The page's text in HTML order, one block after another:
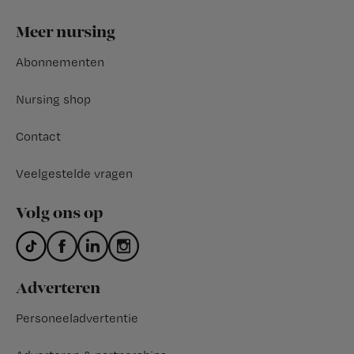
Footer
Meer nursing
Abonnementen
Nursing shop
Contact
Veelgestelde vragen
Volg ons op
Adverteren
Personeeladvertentie